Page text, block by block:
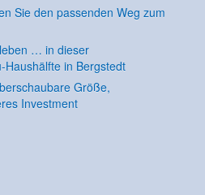
Sie den passenden Weg zum
… in dieser
in Bergstedt
Größe,
Investment